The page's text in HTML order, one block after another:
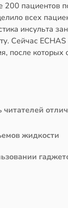
200 пациентов
всех
инсульта
Сейчас ECHAS
после которых
жидкости